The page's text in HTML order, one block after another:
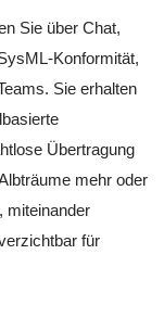
Sie über Chat,
Konformität,
Sie erhalten
Übertragung
mehr oder
miteinander
für